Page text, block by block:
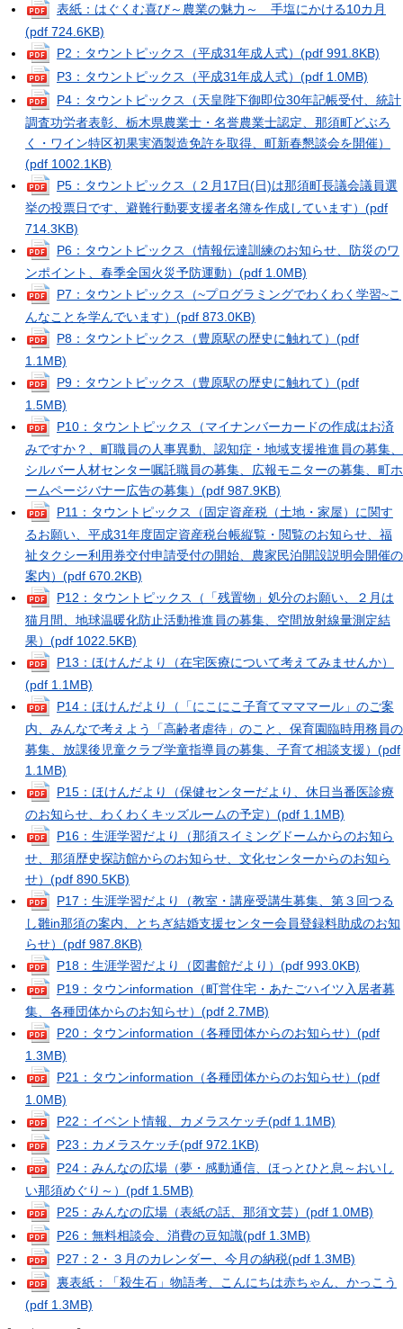
表紙：はぐくむ喜び～農業の魅力～ 手塩にかける10カ月
(pdf 724.6KB)
P2：タウントピックス（平成31年成人式） (pdf 991.8KB)
P3：タウントピックス（平成31年成人式） (pdf 1.0MB)
P4：タウントピックス（天皇陛下御即位30年記帳受付、統計
調査功労者表彰、栃木県農業士・名誉農業士認定、那須町どぶろ
く・ワイン特区初果実酒製造免許を取得、町新春懇談会を開催）
(pdf 1002.1KB)
P5：タウントピックス（２月17日(日)は那須町長議会議員選
挙の投票日です、避難行動要支援者名簿を作成しています） (pdf
714.3KB)
P6：タウントピックス（情報伝達訓練のお知らせ、防災のワ
ンポイント、春季全国火災予防運動） (pdf 1.0MB)
P7：タウントピックス（~プログラミングでわくわく学習~こ
んなことを学んでいます） (pdf 873.0KB)
P8：タウントピックス（豊原駅の歴史に触れて） (pdf
1.1MB)
P9：タウントピックス（豊原駅の歴史に触れて） (pdf
1.5MB)
P10：タウントピックス（マイナンバーカードの作成はお済
みですか？、町職員の人事異動、認知症・地域支援推進員の募集、
シルバー人材センター嘱託職員の募集、広報モニターの募集、町ホ
ームページバナー広告の募集） (pdf 987.9KB)
P11：タウントピックス（固定資産税（土地・家屋）に関す
るお願い、平成31年度固定資産税台帳縦覧・閲覧のお知らせ、福
祉タクシー利用券交付申請受付の開始、農家民泊開設説明会開催の
案内） (pdf 670.2KB)
P12：タウントピックス（「残置物」処分のお願い、２月は
猫月間、地球温暖化防止活動推進員の募集、空間放射線量測定結
果） (pdf 1022.5KB)
P13：ほけんだより（在宅医療について考えてみませんか）
(pdf 1.1MB)
P14：ほけんだより（「にこにこ子育てマママール」のご案
内、みんなで考えよう「高齢者虐待」のこと、保育園臨時用務員の
募集、放課後児童クラブ学童指導員の募集、子育て相談支援） (pdf
1.1MB)
P15：ほけんだより（保健センターだより、休日当番医診療
のお知らせ、わくわくキッズルームの予定） (pdf 1.1MB)
P16：生涯学習だより（那須スイミングドームからのお知ら
せ、那須歴史探訪館からのお知らせ、文化センターからのお知ら
せ） (pdf 890.5KB)
P17：生涯学習だより（教室・講座受講生募集、第３回つる
し雛in那須の案内、とちぎ結婚支援センター会員登録料助成のお知
らせ） (pdf 987.8KB)
P18：生涯学習だより（図書館だより） (pdf 993.0KB)
P19：タウンinformation（町営住宅・あたごハイツ入居者募
集、各種団体からのお知らせ） (pdf 2.7MB)
P20：タウンinformation（各種団体からのお知らせ） (pdf
1.3MB)
P21：タウンinformation（各種団体からのお知らせ） (pdf
1.0MB)
P22：イベント情報、カメラスケッチ(pdf 1.1MB)
P23：カメラスケッチ(pdf 972.1KB)
P24：みんなの広場（夢・感動通信、ほっとひと息～おいし
い那須めぐり～） (pdf 1.5MB)
P25：みんなの広場（表紙の話、那須文芸） (pdf 1.0MB)
P26：無料相談会、消費の豆知識(pdf 1.3MB)
P27：2・３月のカレンダー、今月の納税(pdf 1.3MB)
裏表紙：「殺生石」物語考、こんにちは赤ちゃん、かっこう
(pdf 1.3MB)